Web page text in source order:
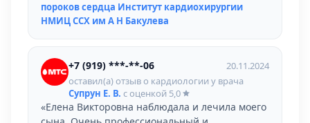
пороков сердца Институт кардиохирургии
НМИЦ ССХ им А Н Бакулева
+7 (919) ***-**-06
20.11.2024
оставил(а) отзыв о кардиологии у врача
Супрун Е. В. с оценкой 5,0
«Елена Викторовна наблюдала и лечила моего